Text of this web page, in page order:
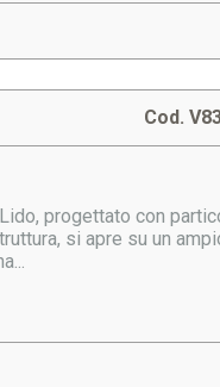
Cod.
progettato con
si apre su un